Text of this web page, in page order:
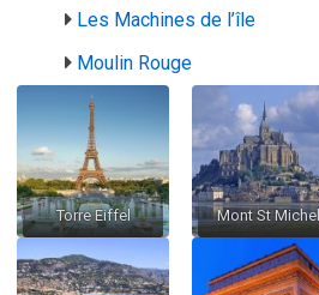
Les Machines de l’île
Moulin Rouge
Torre Eiffel Mont St Michel